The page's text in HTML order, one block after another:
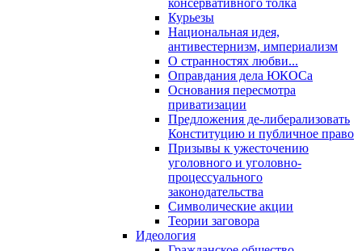
консервативного толка
Курьезы
Национальная идея,
антивестернизм, империализм
О странностях любви...
Оправдания дела ЮКОСа
Основания пересмотра
приватизации
Предложения де-либерализовать
Конституцию и публичное право
Призывы к ужесточению
уголовного и уголовно-
процессуального
законодательства
Символические акции
Теории заговора
Идеология